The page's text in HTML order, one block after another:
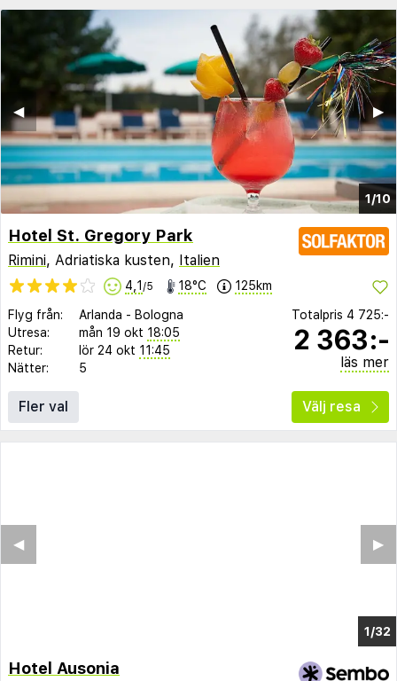
1/10
▶︎
◀︎
Hotel St. Gregory Park
Rimini, Adriatiska kusten, Italien
4,1 /5 18°C 125km
Flyg från: Arlanda - Bologna
Utresa:
mån 19 okt 18:05
Retur:
lör 24 okt 11:45
Nätter:
5
Totalpris 4 725:-
2 363:-
läs mer
Fler val Välj resa
1/24
▶︎
◀︎
Hotel Ausonia